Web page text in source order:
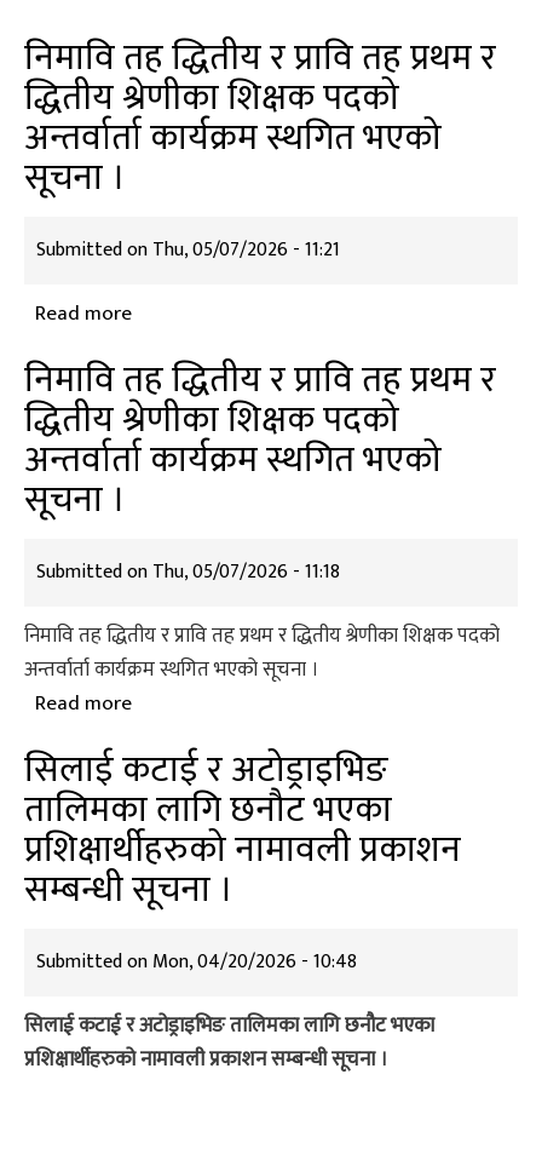
(साधारण
र
प्राविधिक
तर्फ)
तह
द्धितीय
र
र
शिक्षक
पदको
अन्तर्वार्ता
कार्यक्रम
सूचना
निमावि तह द्धितीय र प्रावि तह प्रथम र
द्धितीय श्रेणीका शिक्षक पदको
अन्तर्वार्ता कार्यक्रम स्थगित भएको
सूचना ।
Submitted onThu, 05/07/2026 - 11:21
Read moreabout
तह
द्धितीय
र
र
द्धितीय
श्रेणीका
शिक्षक
अन्तर्वार्ता
कार्यक्रम
स्थगित
भएको
सूचना
निमावि तह द्धितीय र प्रावि तह प्रथम र
द्धितीय श्रेणीका शिक्षक पदको
अन्तर्वार्ता कार्यक्रम स्थगित भएको
सूचना ।
Submitted onThu, 05/07/2026 - 11:18
निमावि तह द्धितीय र प्रावि तह प्रथम र द्धितीय श्रेणीका शिक्षक पदको
अन्तर्वार्ता कार्यक्रम स्थगित भएको सूचना ।
Read moreabout
तह
द्धितीय
र
प्रावि
तह
र
द्धितीय
श्रेणीका
शिक्षक
सिलाई कटाई र अटोड्राइभिङ
तालिमका लागि छनौट भएका
प्रशिक्षार्थीहरुको नामावली प्रकाशन
सम्बन्धी सूचना ।
Submitted onMon, 04/20/2026 - 10:48
सिलाई कटाई र अटोड्राइभिङ तालिमका लागि छनौट भएका
प्रशिक्षार्थीहरुको नामावली प्रकाशन सम्बन्धी सूचना ।